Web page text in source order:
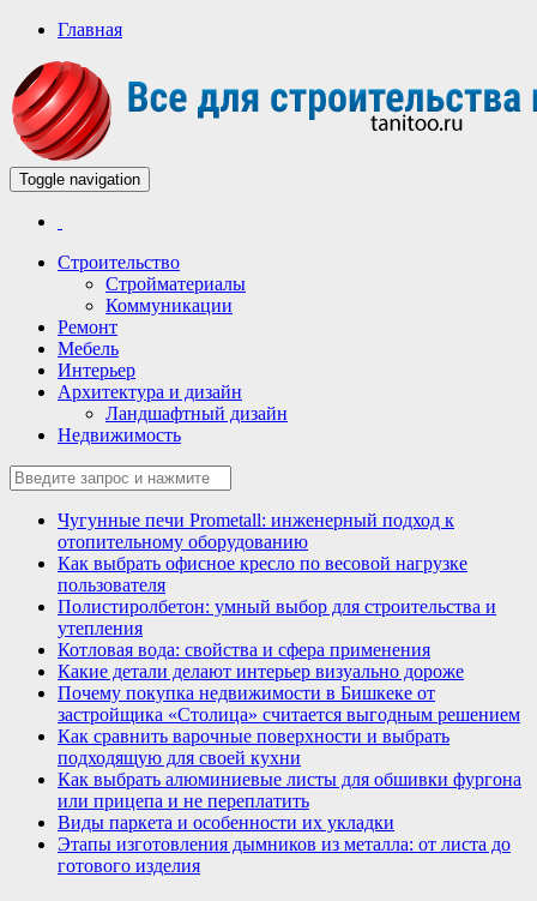
Главная
Строительный портал
Всё для строительства и ремонта
Toggle navigation
Строительство
Стройматериалы
Коммуникации
Ремонт
Мебель
Интерьер
Архитектура и дизайн
Ландшафтный дизайн
Недвижимость
Чугунные печи Prometall: инженерный подход к
отопительному оборудованию
Как выбрать офисное кресло по весовой нагрузке
пользователя
Полистиролбетон: умный выбор для строительства и
утепления
Котловая вода: свойства и сфера применения
Какие детали делают интерьер визуально дороже
Почему покупка недвижимости в Бишкеке от
застройщика «Столица» считается выгодным решением
Как сравнить варочные поверхности и выбрать
подходящую для своей кухни
Как выбрать алюминиевые листы для обшивки фургона
или прицепа и не переплатить
Виды паркета и особенности их укладки
Этапы изготовления дымников из металла: от листа до
готового изделия